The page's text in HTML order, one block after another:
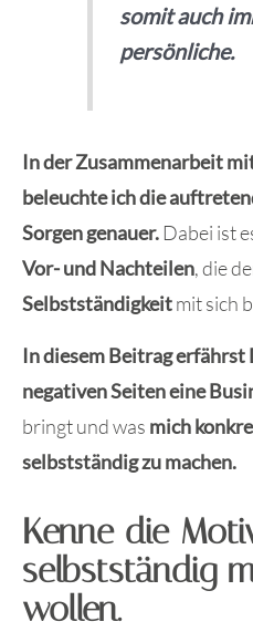
somit auch
persönliche.
In der Zusammenarbeit
beleuchte ich die
Sorgen genauer. Dabei ist
Vor- und Nachteilen, die
Selbstständigkeitmit sich
In diesem Beitrag erfährst
negativen Seiten eine
bringt und was mich
selbstständig zu machen.
Kenne die
selbstständig
wollen.